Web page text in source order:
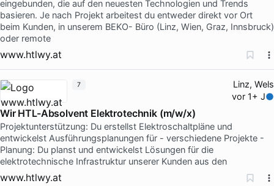
eingebunden, die auf den neuesten Technologien und Trends
basieren. Je nach Projekt arbeitest du entweder direkt vor Ort
beim Kunden, in unserem BEKO- Büro (Linz, Wien, Graz, Innsbruck)
oder remote
www.htlwy.at
Linz, Wels
vor 1+ J
Wir HTL-Absolvent Elektrotechnik (m/w/x)
Projektunterstützung: Du erstellst Elektroschaltpläne und
entwickelst Ausführungsplanungen für - verschiedene Projekte -
Planung: Du planst und entwickelst Lösungen für die
elektrotechnische Infrastruktur unserer Kunden aus den
www.htlwy.at
7